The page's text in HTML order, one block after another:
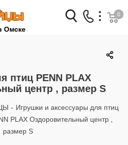
Омске
Заказать звонок
+7 (3812) 79-04-04
+7 (950) 959-88-32
0
птиц PENN PLAX
центр , размер S
- Игрушки и аксессуары для птиц
PLAX Оздоровительный центр ,
размер S